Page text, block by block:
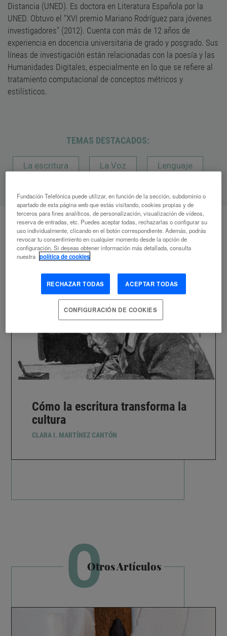
Distancia (UNED). Es doctora en Literatura Española por la
UNED. Obtuvo el "XVI premio Mariano Rodríguez para jóvenes
investigadores" (2012). Cuenta con más de 12 años de
experiencia en docencia universitaria de grado y posgrado. Sus
líneas de investigación están relacionadas con la poesía y las
Humanidades Digitales, especialmente en lo que se refiere al
tratamiento computacional de conceptos métricos y
estilísticos.
TEMAS DESTACADOS:
La escritura La Voz Lenguaje
Arelacionados
Cómo la escritura transforma la
cultura
CLARA I. MARTÍNEZ CANTÓN
OOtros Artículos
Fundación Telefónica puede utilizar, en función de la sección, subdominio o
apartado de esta página web que estás visitando, cookies propias y de
terceros para fines analíticos, de personalización, visualización de vídeos,
reserva de entradas, etc. Puedes aceptar todas, rechazarlas o configurar su
uso individualmente, clicando en el botón correspondiente. Además, podrás
revocar tu consentimiento en cualquier momento desde la opción de
configuración. Si deseas obtener información más detallada, consulta
nuestra política de cookies
RECHAZAR TODAS ACEPTAR TODAS
CONFIGURACIÓN DE COOKIES